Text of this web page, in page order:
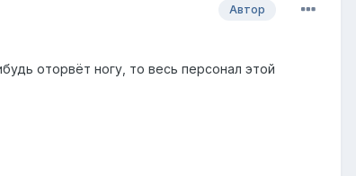
Автор
оторвёт ногу, то весь персонал этой